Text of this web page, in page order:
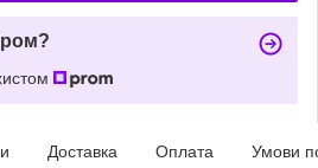
Доставка Оплата Умови